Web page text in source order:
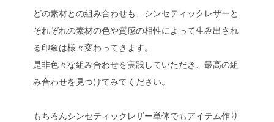
どの素材との組み合わせも、シンセティックレザーと
それぞれの素材の色や質感の相性によって生み出され
る印象は様々変わってきます。
是非色々な組み合わせを実践していただき、最高の組
み合わせを見つけてみてください。
もちろんシンセティックレザー単体でもアイテム作り